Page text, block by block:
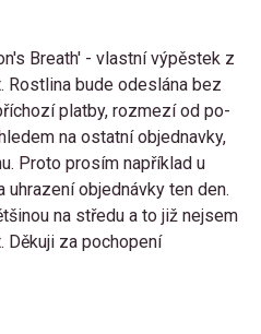
Breath' - vlastní výpěstek z
Rostlina bude odeslána bez
platby, rozmezí od po-
na ostatní objednavky,
Proto prosím například u
uhrazení objednávky ten den.
na středu a to již nejsem
Děkuji za pochopení